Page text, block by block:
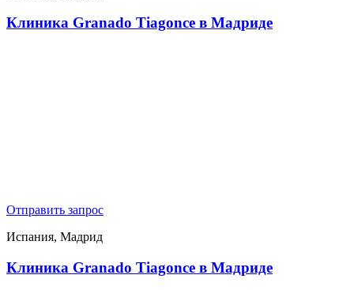
Клиника Granado Tiagonce в Мадриде
Отправить запрос
Испания, Мадрид
Клиника Granado Tiagonce в Мадриде